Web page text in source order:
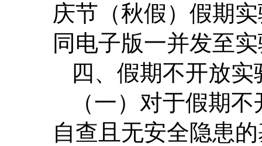
庆节（秋假）假期
同电子版一并发至
四、假期不开放
（一）对于假期
自查且无安全隐患